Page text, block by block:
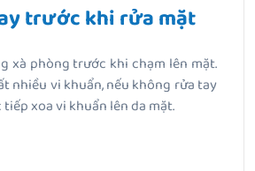
trước khi rửa mặt
xà phòng trước khi chạm lên mặt.
nhiều vi khuẩn, nếu không rửa tay
xoa vi khuẩn lên da mặt.